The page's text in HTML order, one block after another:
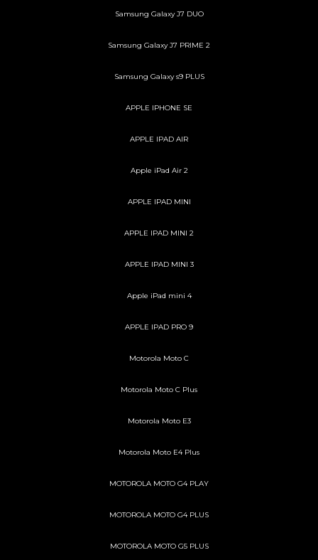
Samsung Galaxy J7 DUO
Samsung Galaxy J7 PRIME 2
Samsung Galaxy s9 PLUS
APPLE IPHONE SE
APPLE IPAD AIR
Apple iPad Air 2
APPLE IPAD MINI
APPLE IPAD MINI 2
APPLE IPAD MINI 3
Apple iPad mini 4
APPLE IPAD PRO 9
Motorola Moto C
Motorola Moto C Plus
Motorola Moto E3
Motorola Moto E4 Plus
MOTOROLA MOTO G4 PLAY
MOTOROLA MOTO G4 PLUS
MOTOROLA MOTO G5 PLUS